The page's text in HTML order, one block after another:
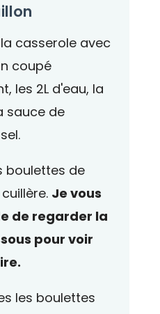
casserole avec
coupé
les 2L d'eau, la
sauce de
boulettes de
Je vous
de regarder la
pour voir
les boulettes